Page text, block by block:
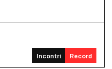
Incontri Record